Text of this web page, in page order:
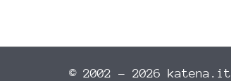
© 2002 - 2026 katena.it